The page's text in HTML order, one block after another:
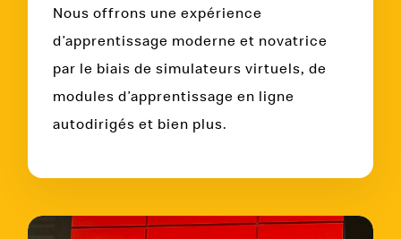
Nous offrons une expérience
d’apprentissage moderne et novatrice
par le biais de simulateurs virtuels, de
modules d’apprentissage en ligne
autodirigés et bien plus.